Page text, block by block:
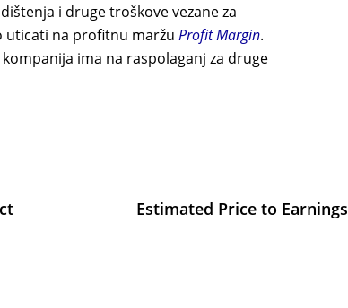
i druge troškove vezane za
uticati na profitnu maržu Profit Margin.
ima na raspolaganj za druge
Estimated Price to Earnings